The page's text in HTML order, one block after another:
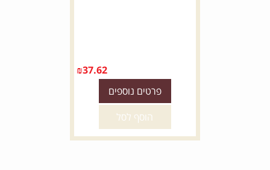
₪37.62
פרטים נוספים
הוסף לסל